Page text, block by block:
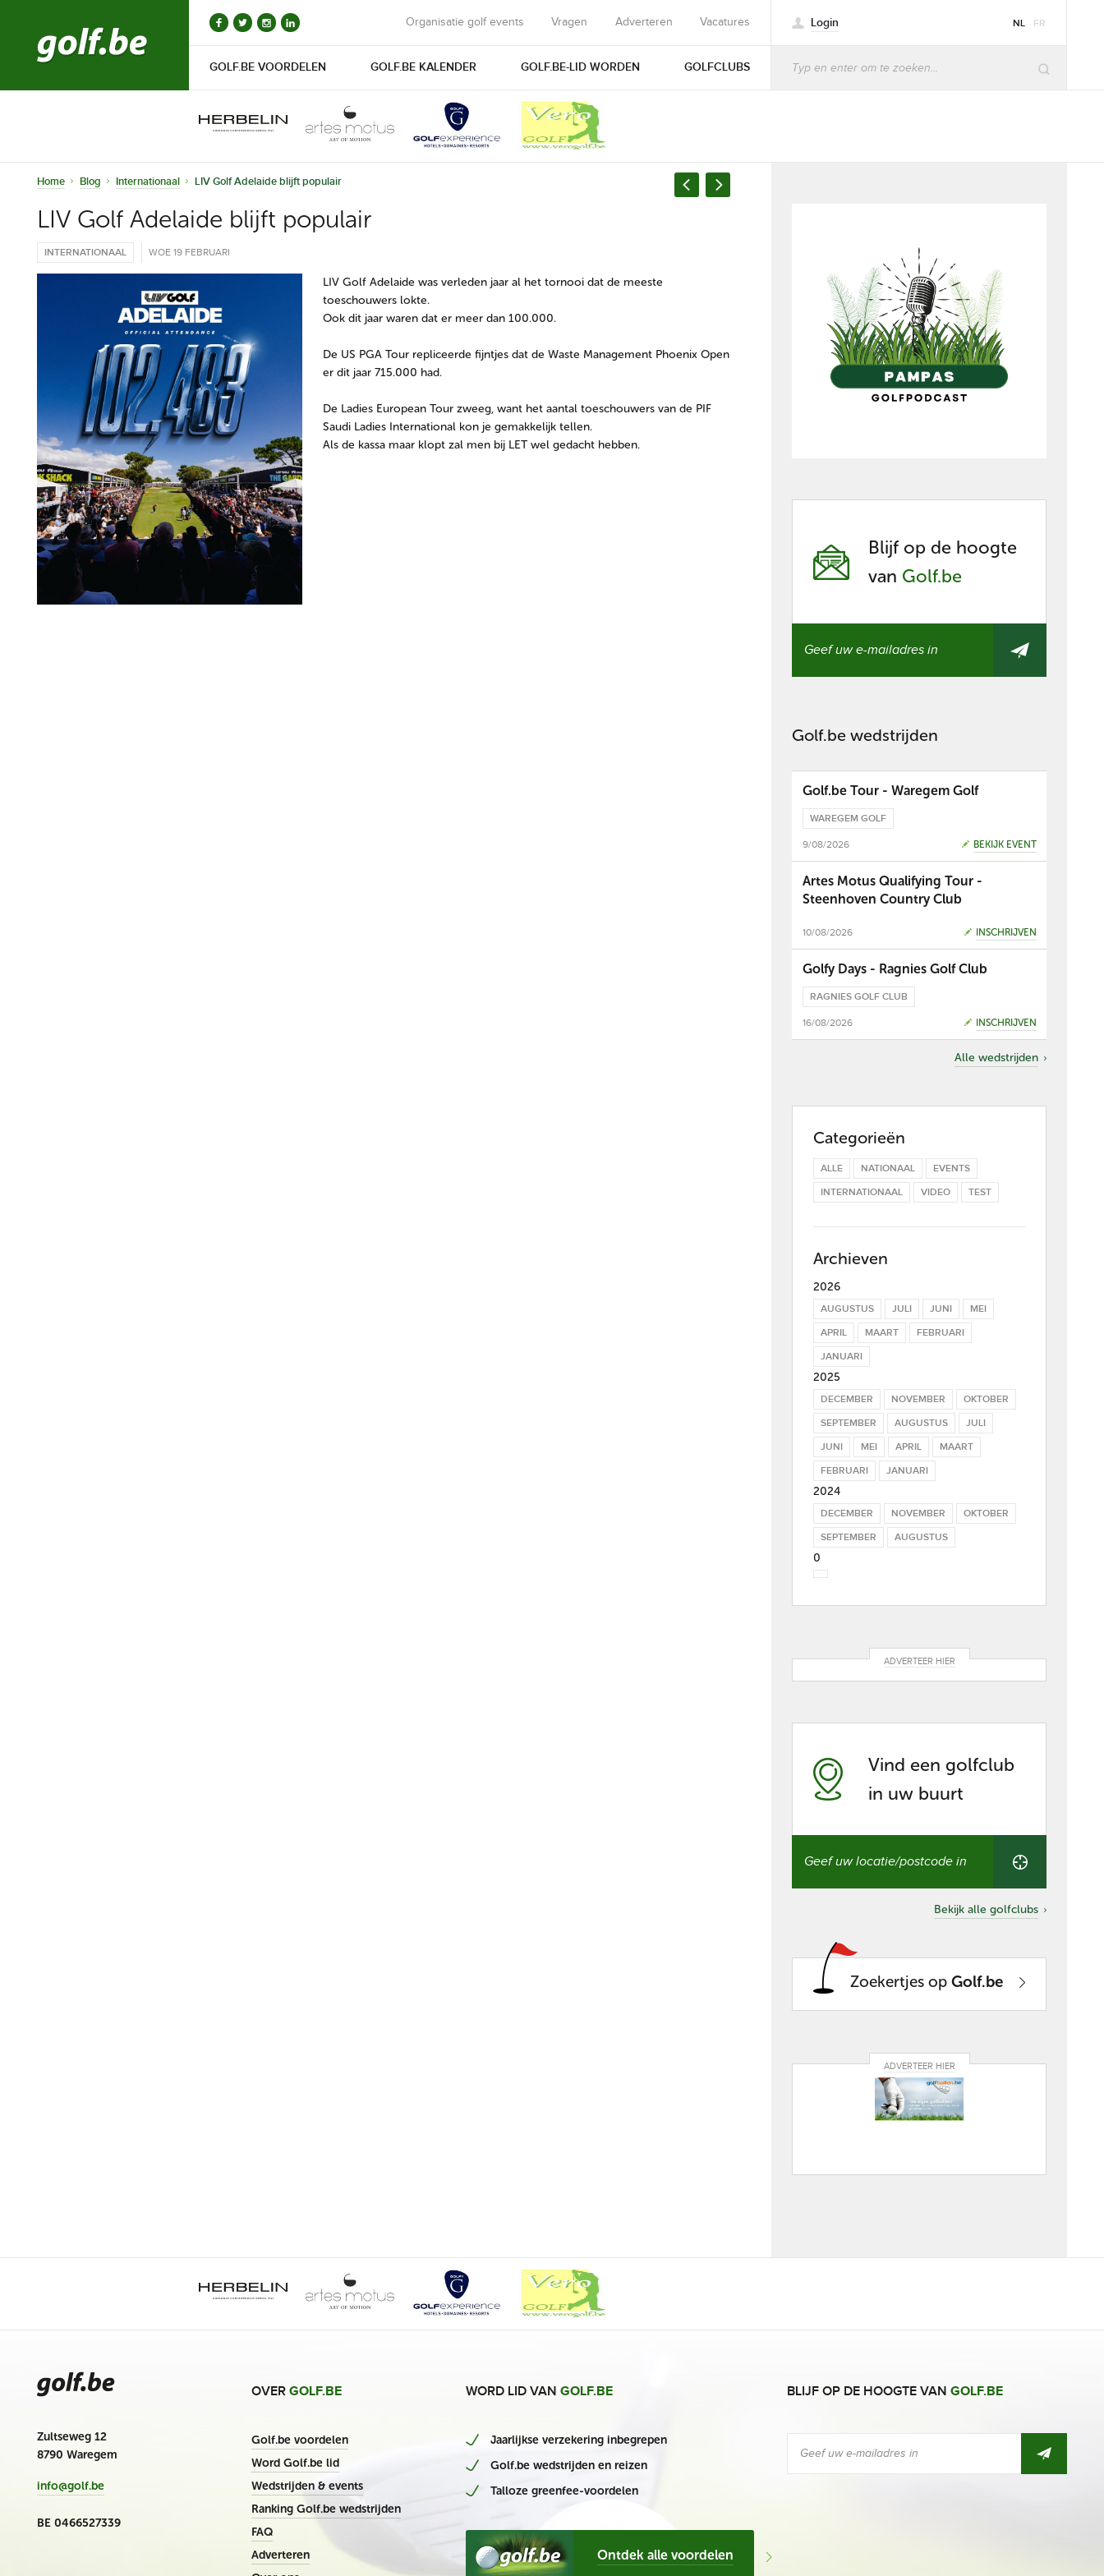
Organisatie golf events Vragen Adverteren Vacatures Login NL FR
GOLF.BE VOORDELEN GOLF.BE KALENDER GOLF.BE-LID WORDEN GOLFCLUBS
Home Blog Internationaal LIV Golf Adelaide blijft populair
LIV Golf Adelaide blijft populair
INTERNATIONAAL WOE 19 FEBRUARI
LIV Golf Adelaide was verleden jaar al het tornooi dat de meeste
toeschouwers lokte.
Ook dit jaar waren dat er meer dan 100.000.
De US PGA Tour repliceerde fijntjes dat de Waste Management Phoenix Open
er dit jaar 715.000 had.
De Ladies European Tour zweeg, want het aantal toeschouwers van de PIF
Saudi Ladies International kon je gemakkelijk tellen.
Als de kassa maar klopt zal men bij LET wel gedacht hebben.
Blijf op de hoogte
van Golf.be
Golf.be wedstrijden
Golf.be Tour - Waregem Golf
WAREGEM GOLF
9/08/2026 BEKIJK EVENT
Artes Motus Qualifying Tour -
Steenhoven Country Club
10/08/2026 INSCHRIJVEN
Golfy Days - Ragnies Golf Club
RAGNIES GOLF CLUB
16/08/2026 INSCHRIJVEN
Alle wedstrijden
Categorieën
ALLE NATIONAAL
EVENTS
INTERNATIONAAL
VIDEO TEST
Archieven
2026
AUGUSTUS JULI JUNI
MEI
APRIL
MAART
FEBRUARI
JANUARI
2025
DECEMBER NOVEMBER
OKTOBER
SEPTEMBER
AUGUSTUS
JULI
JUNI
MEI APRIL
MAART
FEBRUARI
JANUARI
2024
DECEMBER NOVEMBER
OKTOBER
SEPTEMBER
AUGUSTUS
0
ADVERTEER HIER
Vind een golfclub
in uw buurt
een
golfclub
Bekijk alle golfclubs
Zoekertjes opGolf.be
ADVERTEER HIER
Zultseweg 12
8790 Waregem
info@golf.be
BE 0466527339
OVER GOLF.BE
Golf.be voordelen
Word Golf.be lid
Wedstrijden & events
Ranking Golf.be wedstrijden
FAQ
Adverteren
WORD LID VAN GOLF.BE
Jaarlijkse verzekering inbegrepen
Golf.be wedstrijden en reizen
Talloze greenfee-voordelen
Ontdek alle voordelen
BLIJF OP DE HOOGTE VAN GOLF.BE